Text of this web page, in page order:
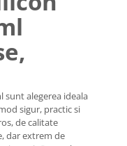
sunt alegerea ideala
sigur, practic si
de calitate
dar extrem de